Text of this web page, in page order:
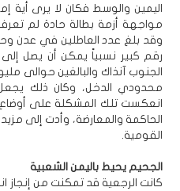
اليمين والوسط فكان لا يرى أية
مواجهة أزمة بطالة حادة لم
الجنوب آنذاك والبالغين حوالى
محدودي الدخل، وكان ذلك
انعكست تلك المشكلة على
الحاكمة والمعارضة، وأدت إلى
القومية.
الجحيم يحيط باليمن الشعبية
كانت الرجعية قد تمكنت من